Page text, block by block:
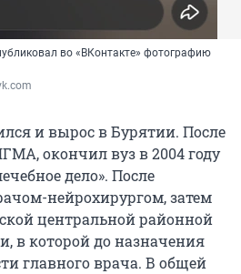
во «ВКонтакте» фотографию
и вырос в Бурятии. После
окончил вуз в 2004 году
дело». После
нейрохирургом, затем
центральной районной
в которой до назначения
главного врача. В общей